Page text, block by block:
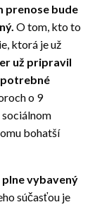
prenose bude
O tom, kto to
ktorá je už
už pripravil
o 9
bohatší
vybavený
súčasťou je